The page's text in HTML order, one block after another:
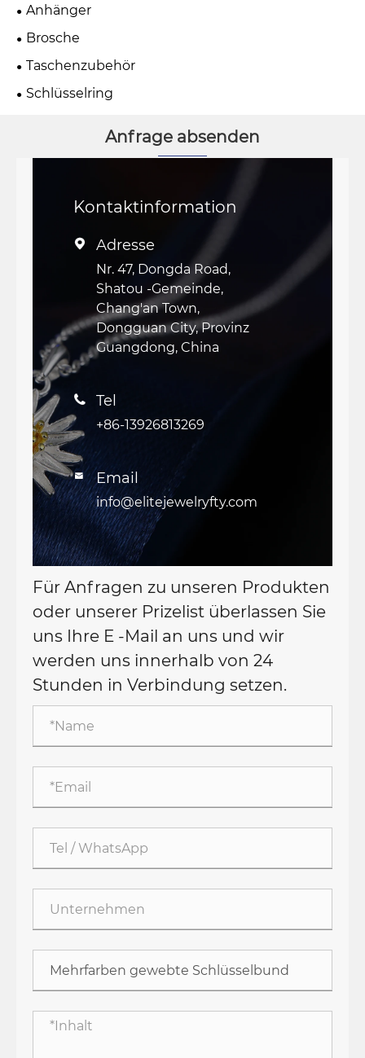
Anhänger
Brosche
Taschenzubehör
Schlüsselring
Anfrage absenden
Kontaktinformation
 Adresse
Nr. 47, Dongda Road,
Shatou -Gemeinde,
Chang'an Town,
Dongguan City, Provinz
Guangdong, China
 Tel
+86-13926813269
 Email
info@elitejewelryfty.com
Für Anfragen zu unseren Produkten
oder unserer Prizelist überlassen Sie
uns Ihre E -Mail an uns und wir
werden uns innerhalb von 24
Stunden in Verbindung setzen.